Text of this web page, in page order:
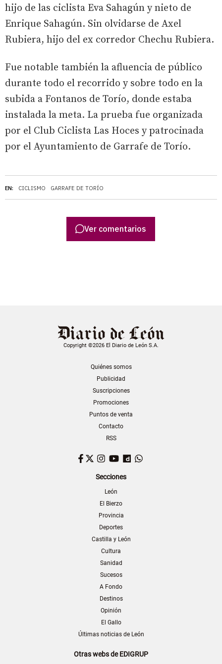
EN: CICLISMO GARRAFE DE TORÍO
hijo de las ciclista Eva Sahagún y nieto de
Enrique Sahagún. Sin olvidarse de Axel
Rubiera, hijo del ex corredor Chechu Rubiera.
Fue notable también la afluencia de público
durante todo el recorrido y sobre todo en la
subida a Fontanos de Torío, donde estaba
instalada la meta. La prueba fue organizada
por el Club Ciclista Las Hoces y patrocinada
por el Ayuntamiento de Garrafe de Torío.
Ver comentarios
Copyright ©2026 El Diario de León S.A.
Quiénes somos
Publicidad
Suscripciones
Promociones
Puntos de venta
Contacto
RSS
Facebook
TwitterInstagram
YouTubeDailymotion
Secciones
León
El Bierzo
Provincia
Deportes
Castilla y León
Cultura
Sanidad
Sucesos
A Fondo
Destinos
Opinión
El Gallo
Últimas noticias de León
Otras webs de EDIGRUP